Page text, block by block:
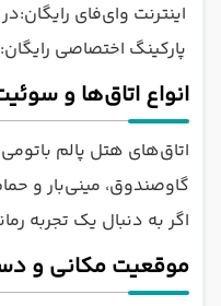
اینترنت وای‌فای
پارکینگ اختصاصی
انواع اتاق‌ها و
اتاق‌های هتل پالم
گاوصندوق، مینی‌بار و
اگر به دنبال یک تجربه
موقعیت مکانی و